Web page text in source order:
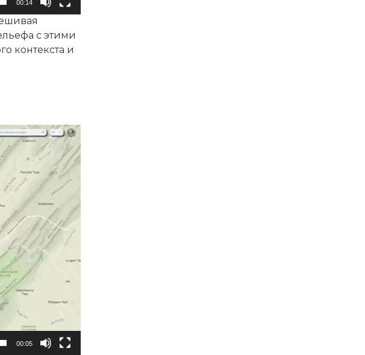
00:14
с этими
контекста и
00:05